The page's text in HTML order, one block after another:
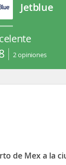
Jetblue
2opiniones
de Mex a la